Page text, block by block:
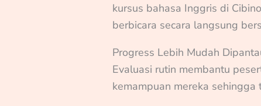
kursus bahasa Inggris di
berbicara secara langsung
Progress Lebih Mudah
Evaluasi rutin membantu
kemampuan mereka